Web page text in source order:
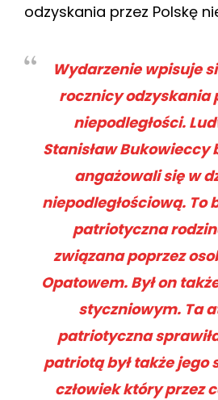
odzyskania przez Polskę
Wydarzenie wpisuje
rocznicy odzyskania
niepodległości.
Stanisław Bukowieccy
angażowali się w
niepodległościową. To
patriotyczna
związana poprzez
Opatowem. Był on
styczniowym. Ta
patriotyczna
patriotą był także jego
człowiek który przez